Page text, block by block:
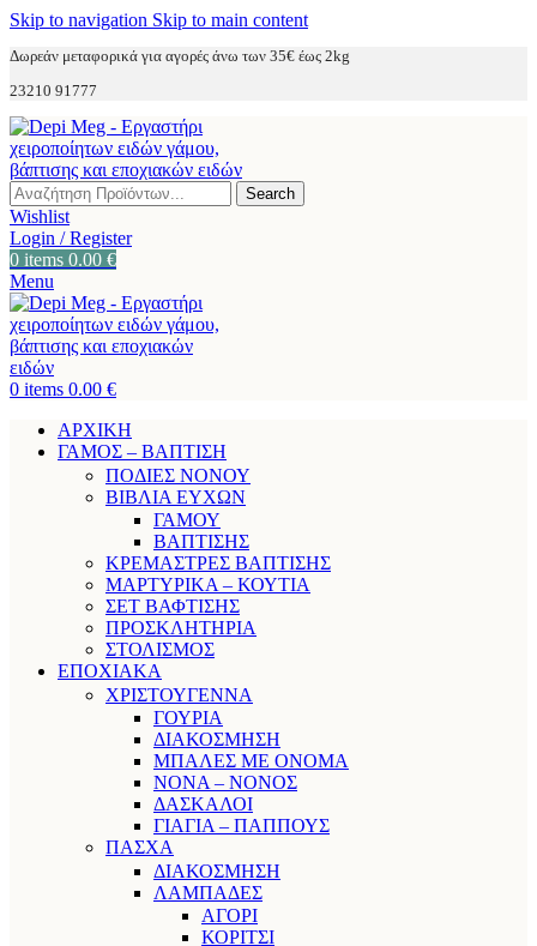
Skip to navigation Skip to main content
Δωρεάν μεταφορικά για αγορές άνω των 35€ έως 2kg
23210 91777
Search
Wishlist
Login / Register
0 items 0.00 €
Menu
0 items 0.00 €
ΑΡΧΙΚΗ
ΓΑΜΟΣ – ΒΑΠΤΙΣΗ
ΠΟΔΙΕΣ ΝΟΝΟΥ
ΒΙΒΛΙΑ ΕΥΧΩΝ
ΓΑΜΟΥ
ΒΑΠΤΙΣΗΣ
ΚΡΕΜΑΣΤΡΕΣ ΒΑΠΤΙΣΗΣ
ΜΑΡΤΥΡΙΚΑ – ΚΟΥΤΙΑ
ΣΕΤ ΒΑΦΤΙΣΗΣ
ΠΡΟΣΚΛΗΤΗΡΙΑ
ΣΤΟΛΙΣΜΟΣ
ΕΠΟΧΙΑΚΑ
ΧΡΙΣΤΟΥΓΕΝΝΑ
ΓΟΥΡΙΑ
ΔΙΑΚΟΣΜΗΣΗ
ΜΠΑΛΕΣ ΜΕ ΟΝΟΜΑ
ΝΟΝΑ – ΝΟΝΟΣ
ΔΑΣΚΑΛΟΙ
ΓΙΑΓΙΑ – ΠΑΠΠΟΥΣ
ΠΑΣΧΑ
ΔΙΑΚΟΣΜΗΣΗ
ΛΑΜΠΑΔΕΣ
ΑΓΟΡΙ
ΚΟΡΙΤΣΙ